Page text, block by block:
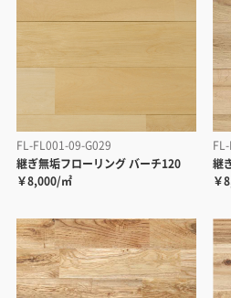
FL-FL001-09-G029
継ぎ無垢フローリング バーチ120
￥8,000/㎡
継
￥